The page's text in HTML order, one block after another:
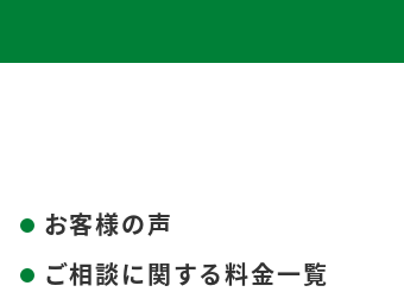
お客様の声
ご相談に関する料金一覧